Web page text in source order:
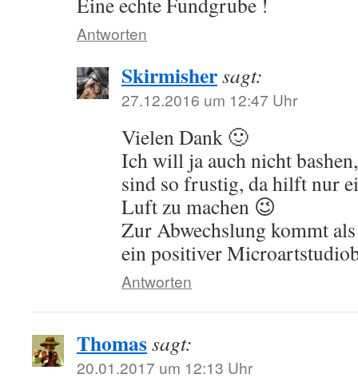
Antworten
Skirmishersagt:
27.12.2016 um 12:47 Uhr
Vielen Dank 🙂
Ich will ja auch nicht
sind so frustig, da hilft nur
Luft zu machen 😉
Zur Abwechslung kommt
ein positiver
Antworten
Thomassagt:
20.01.2017 um 12:13 Uhr